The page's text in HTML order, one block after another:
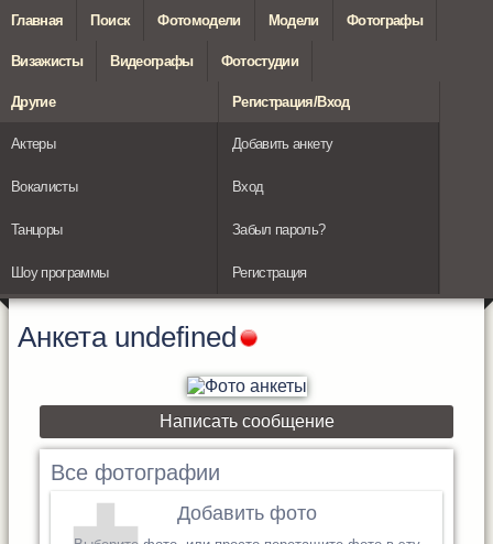
Главная Поиск Фотомодели Модели Фотографы
Визажисты Видеографы Фотостудии
Другие
Актеры
Вокалисты
Танцоры
Шоу программы
Регистрация/Вход
Добавить анкету
Вход
Забыл пароль?
Регистрация
Анкета undefined
Написать сообщение
Все фотографии
Добавить фото